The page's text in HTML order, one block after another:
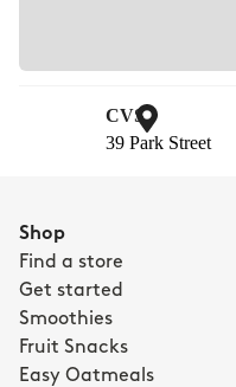
Shop
Find a store
Get started
Smoothies
Fruit Snacks
Easy Oatmeals